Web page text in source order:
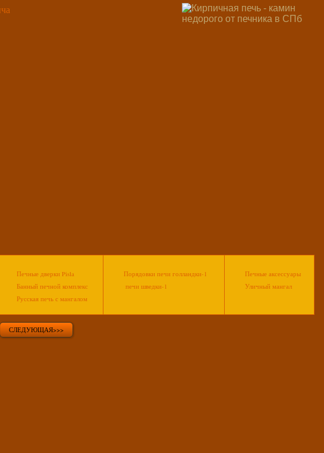
Печные дверки Pisla
Банный печной комплекс
Русская печь с мангалом
Порядовки печи голландки-1
печи шведки-1
Печные аксессуары
Уличный мангал
СЛЕДУЮЩАЯ>>>